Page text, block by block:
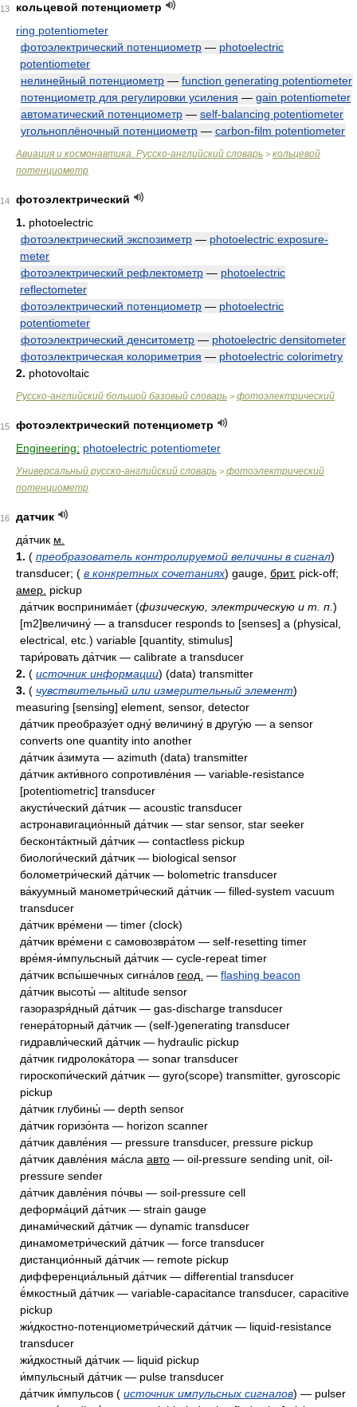
13
кольцевой потенциометр
ring potentiometer
фотоэлектрический потенциометр — photoelectric
potentiometer
нелинейный потенциометр — function generating potentiometer
потенциометр для регулировки усиления — gain potentiometer
автоматический потенциометр — self-balancing potentiometer
угольноплёночный потенциометр — carbon-film potentiometer
Авиация и космонавтика. Русско-английский словарь > кольцевой
потенциометр
14
фотоэлектрический
1. photoelectric
фотоэлектрический экспозиметр — photoelectric exposure-
meter
фотоэлектрический рефлектометр — photoelectric
reflectometer
фотоэлектрический потенциометр — photoelectric
potentiometer
фотоэлектрический денситометр — photoelectric densitometer
фотоэлектрическая колориметрия — photoelectric colorimetry
2. photovoltaic
Русско-английский большой базовый словарь > фотоэлектрический
15
фотоэлектрический потенциометр
Engineering: photoelectric potentiometer
Универсальный русско-английский словарь > фотоэлектрический
потенциометр
16
датчик
да́тчик м.
1. ( преобразователь контролируемой величины в сигнал)
transducer; ( в конкретных сочетаниях) gauge, брит. pick-off;
амер. pickup
да́тчик воспринима́ет (физическую, электрическую и т. п. )
[m2]величину́ — a transducer responds to [senses] a (physical,
electrical, etc.) variable [quantity, stimulus]
тари́ровать да́тчик — calibrate a transducer
2. ( источник информации) (data) transmitter
3. ( чувствительный или измерительный элемент)
measuring [sensing] element, sensor, detector
да́тчик преобразу́ет одну́ величину́ в другу́ю — a sensor
converts one quantity into another
да́тчик а́зимута — azimuth (data) transmitter
да́тчик акти́вного сопротивле́ния — variable-resistance
[potentiometric] transducer
акусти́ческий да́тчик — acoustic transducer
астронавигацио́нный да́тчик — star sensor, star seeker
бесконта́ктный да́тчик — contactless pickup
биологи́ческий да́тчик — biological sensor
болометри́ческий да́тчик — bolometric transducer
ва́куумный манометри́ческий да́тчик — filled-system vacuum
transducer
да́тчик вре́мени — timer (clock)
да́тчик вре́мени с самовозвра́том — self-resetting timer
вре́мя-и́мпульсный да́тчик — cycle-repeat timer
да́тчик вспы́шечных сигна́лов геод. — flashing beacon
да́тчик высоты́ — altitude sensor
газоразря́дный да́тчик — gas-discharge transducer
генера́торный да́тчик — (self-)generating transducer
гидравли́ческий да́тчик — hydraulic pickup
да́тчик гидролока́тора — sonar transducer
гироскопи́ческий да́тчик — gyro(scope) transmitter, gyroscopic
pickup
да́тчик глубины́ — depth sensor
да́тчик горизо́нта — horizon scanner
да́тчик давле́ния — pressure transducer, pressure pickup
да́тчик давле́ния ма́сла авто — oil-pressure sending unit, oil-
pressure sender
да́тчик давле́ния по́чвы — soil-pressure cell
деформа́ций да́тчик — strain gauge
динами́ческий да́тчик — dynamic transducer
динамометри́ческий да́тчик — force transducer
дистанцио́нный да́тчик — remote pickup
дифференциа́льный да́тчик — differential transducer
ё́мкостный да́тчик — variable-capacitance transducer, capacitive
pickup
жи́дкостно-потенциометри́ческий да́тчик — liquid-resistance
transducer
жи́дкостный да́тчик — liquid pickup
и́мпульсный да́тчик — pulse transducer
да́тчик и́мпульсов ( источник импульсных сигналов) — pulser